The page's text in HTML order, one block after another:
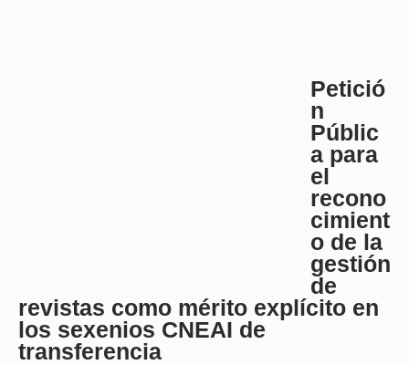
Petició
n
Públic
a para
el
recono
cimient
o de la
gestión
de
revistas como mérito explícito en
los sexenios CNEAI de
transferencia